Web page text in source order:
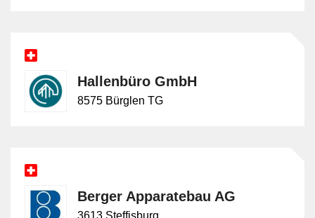
Hallenbüro GmbH
8575 Bürglen TG
Berger Apparatebau AG